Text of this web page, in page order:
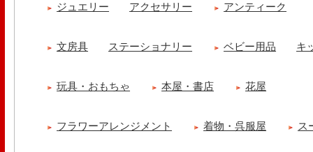
ジュエリー アクセサリー アンティーク
文房具 ステーショナリー ベビー用品 キ
玩具・おもちゃ 本屋・書店 花屋
フラワーアレンジメント 着物・呉服屋 ス